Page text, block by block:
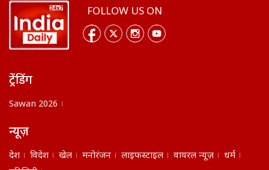
FOLLOW US ON
ट्रेंडिंग
Sawan 2026
न्यूज़
देश विदेश खेल मनोरंजन लाइफस्टाइल वायरल न्यूज़
धर्म